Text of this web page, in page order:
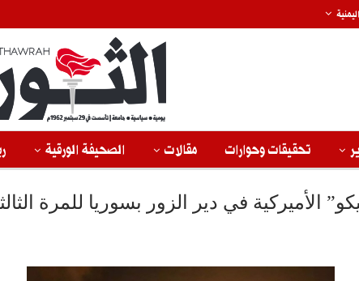
تحقيقات وحوارات مقالات الصحيفة الورقية
الأميركية في دير الزور بسوريا للمرة الثالثة